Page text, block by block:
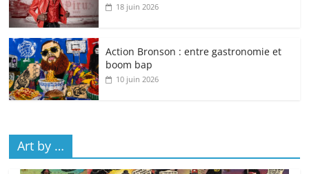
18 juin 2026
Action Bronson : entre gastronomie et
boom bap
10 juin 2026
Art by …